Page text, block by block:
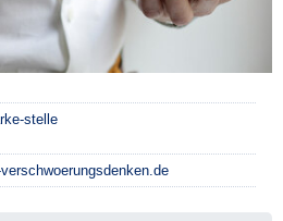
stelle